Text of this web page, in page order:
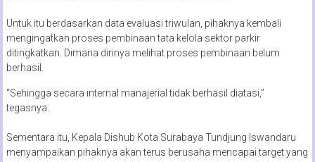
Untuk itu berdasarkan data evaluasi triwulan, pihaknya kembali
mengingatkan proses pembinaan tata kelola sektor parkir
ditingkatkan. Dimana dirinya melihat proses pembinaan belum
berhasil.
“Sehingga secara internal manajerial tidak berhasil diatasi,”
tegasnya.
Sementara itu, Kepala Dishub Kota Surabaya Tundjung Iswandaru
menyampaikan pihaknya akan terus berusaha mencapai target yang